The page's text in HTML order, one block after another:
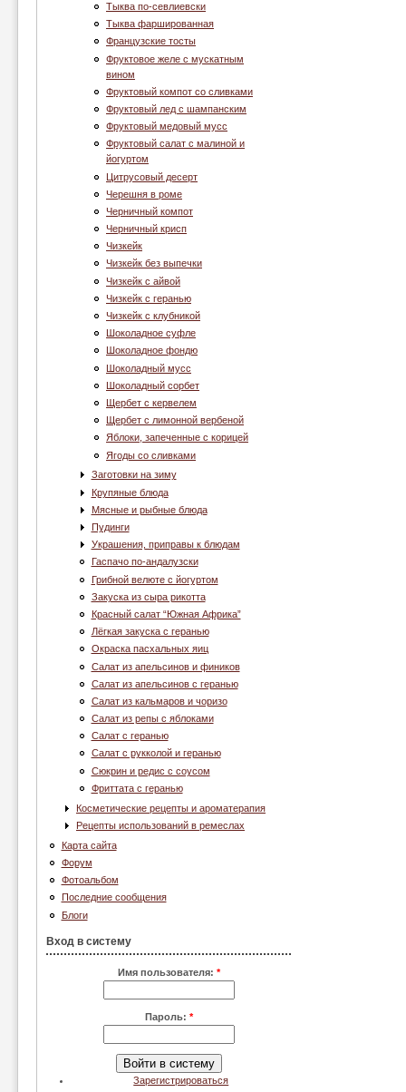
Тыква по-севлиевски
Тыква фаршированная
Французские тосты
Фруктовое желе с мускатным
вином
Фруктовый компот со сливками
Фруктовый лед с шампанским
Фруктовый медовый мусс
Фруктовый салат с малиной и
йогуртом
Цитрусовый десерт
Черешня в роме
Черничный компот
Черничный крисп
Чизкейк
Чизкейк без выпечки
Чизкейк с айвой
Чизкейк с геранью
Чизкейк с клубникой
Шоколадное суфле
Шоколадное фондю
Шоколадный мусс
Шоколадный сорбет
Щербет с кервелем
Щербет с лимонной вербеной
Яблоки, запеченные с корицей
Ягоды со сливками
Заготовки на зиму
Крупяные блюда
Мясные и рыбные блюда
Пудинги
Украшения, приправы к блюдам
Гаспачо по-андалузски
Грибной велюте с йогуртом
Закуска из сыра рикотта
Красный салат “Южная Африка”
Лёгкая закуска с геранью
Окраска пасхальных яиц
Салат из апельсинов и фиников
Салат из апельсинов с геранью
Салат из кальмаров и чоризо
Салат из репы с яблоками
Салат с геранью
Салат с рукколой и геранью
Сюкрин и редис с соусом
Фриттата с геранью
Косметические рецепты и ароматерапия
Рецепты использований в ремеслах
Карта сайта
Форум
Фотоальбом
Последние сообщения
Блоги
Вход в систему
Имя пользователя: *
Пароль: *
Зарегистрироваться